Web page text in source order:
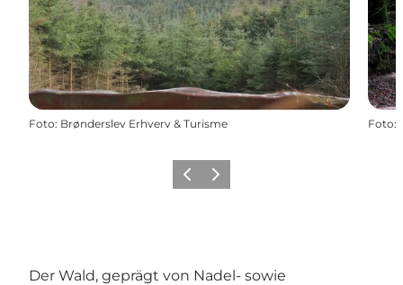
Foto: Brønderslev Erhverv & Turisme Foto:
ZurückWeiter
Der Wald, geprägt von Nadel- sowie